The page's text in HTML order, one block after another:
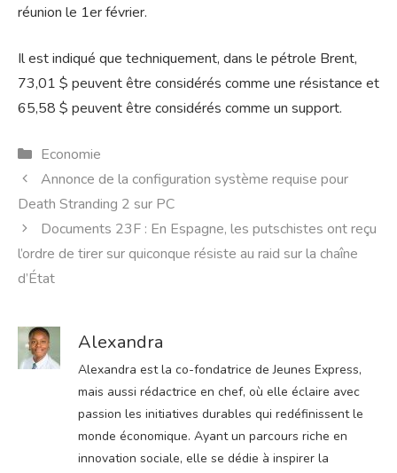
réunion le 1er février.
Il est indiqué que techniquement, dans le pétrole Brent,
73,01 $ peuvent être considérés comme une résistance et
65,58 $ peuvent être considérés comme un support.
Catégories
Economie
Annonce de la configuration système requise pour
Death Stranding 2 sur PC
Documents 23F : En Espagne, les putschistes ont reçu
l’ordre de tirer sur quiconque résiste au raid sur la chaîne
d’État
Alexandra
Alexandra est la co-fondatrice de Jeunes Express,
mais aussi rédactrice en chef, où elle éclaire avec
passion les initiatives durables qui redéfinissent le
monde économique. Ayant un parcours riche en
innovation sociale, elle se dédie à inspirer la